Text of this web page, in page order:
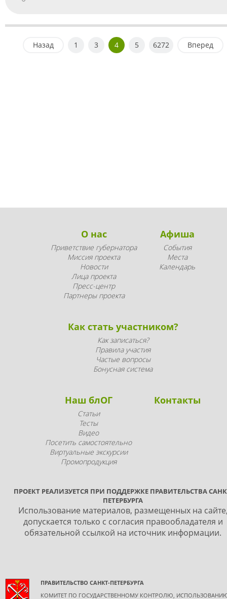
Назад 1 3 4 5 6272 Вперед
О нас
Приветствие губернатора
Миссия проекта
Новости
Лица проекта
Пресс-центр
Партнеры проекта
Афиша
События
Места
Календарь
Как стать участником?
Как записаться?
Правила участия
Частые вопросы
Бонусная система
Наш блОГ
Статьи
Тесты
Видео
Посетить самостоятельно
Виртуальные экскурсии
Промопродукция
Контакты
ПРОЕКТ РЕАЛИЗУЕТСЯ ПРИ ПОДДЕРЖКЕ ПРАВИТЕЛЬСТВА
ПЕТЕРБУРГА
Использование материалов, размещенных на
допускается только с согласия правообладателя и
обязательной ссылкой на источник информации.
ПРАВИТЕЛЬСТВО САНКТ-ПЕТЕРБУРГА
КОМИТЕТ ПО ГОСУДАРСТВЕННОМУ КОНТРОЛЮ,